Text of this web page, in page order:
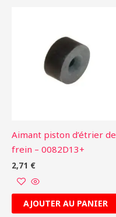
Aimant piston d’étrier de
frein – 0082D13+
2,71 €
AJOUTER AU PANIER